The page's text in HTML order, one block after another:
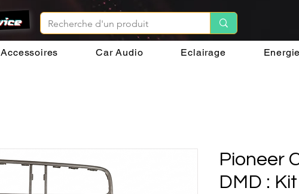
Accessoires Car Audio Eclairage Energie
Pioneer
DMD :